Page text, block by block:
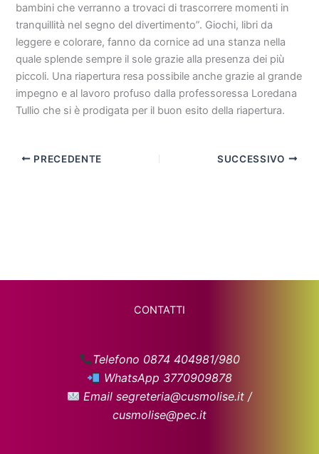
bambini che verranno a trovaci di trascorrere momenti in
tranquillità nel segno del divertimento”. Giochi, libri da
leggere e colorare, fanno da cornice ad una stanza nella
quale splende sempre il sole grazie alla presenza dei più
piccoli. Una riapertura resa possibile anche grazie al grande
impegno e al lavoro profuso dalla professoressa Loredana
Tullio che si è prodigata per il buon esito della riapertura.
PRECEDENTE SUCCESSIVO
CONTATTI
Telefono 0874 404981/980
WhatsApp 3770909878
Email segreteria@cusmolise.it /
cusmolise@pec.it